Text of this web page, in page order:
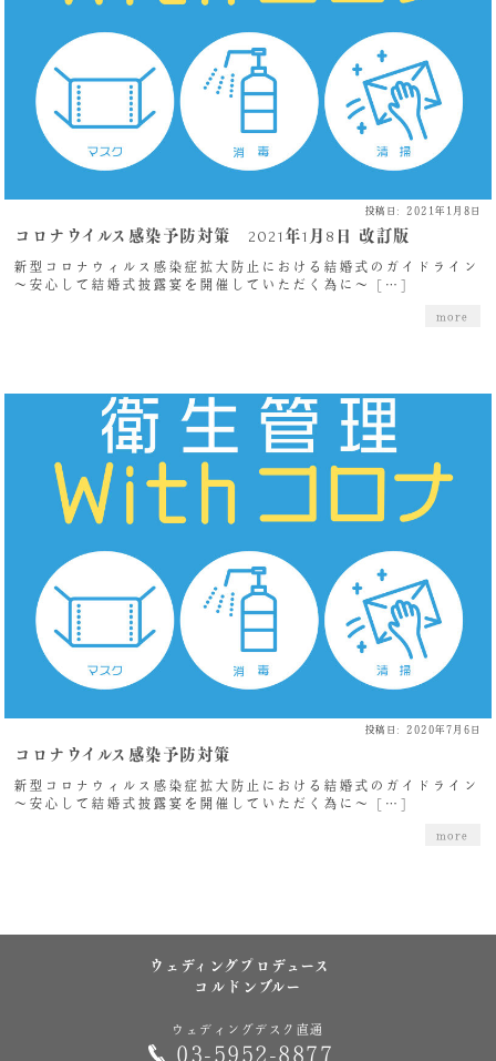
投稿日: 2021年1月8日
コロナウイルス感染予防対策 2021年1月8日 改訂版
新型コロナウィルス感染症拡大防止における結婚式のガイドライン
～安心して結婚式披露宴を開催していただく為に～ […]
more
投稿日: 2020年7月6日
コロナウイルス感染予防対策
新型コロナウィルス感染症拡大防止における結婚式のガイドライン
～安心して結婚式披露宴を開催していただく為に～ […]
more
ウェディングプロデュース
コルドンブルー
ウェディングデスク直通
03-5952-8877